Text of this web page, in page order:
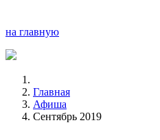
на главную
Главная
Афиша
Сентябрь 2019